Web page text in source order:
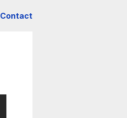
Contact